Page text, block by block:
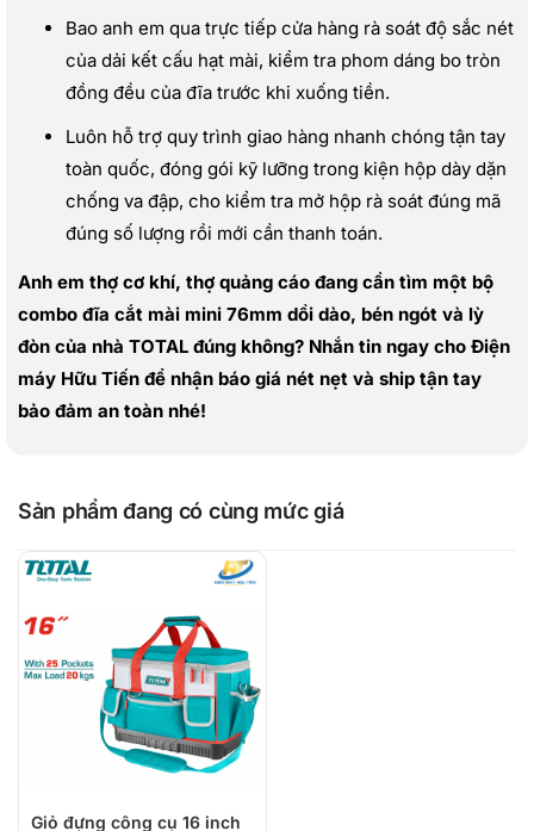
Bao anh em qua trực tiếp cửa hàng rà soát độ sắc nét
của dải kết cấu hạt mài, kiểm tra phom dáng bo tròn
đồng đều của đĩa trước khi xuống tiền.
Luôn hỗ trợ quy trình giao hàng nhanh chóng tận tay
toàn quốc, đóng gói kỹ lưỡng trong kiện hộp dày dặn
chống va đập, cho kiểm tra mở hộp rà soát đúng mã
đúng số lượng rồi mới cần thanh toán.
Anh em thợ cơ khí, thợ quảng cáo đang cần tìm một bộ
combo đĩa cắt mài mini 76mm dồi dào, bén ngót và lỳ
đòn của nhà TOTAL đúng không? Nhắn tin ngay cho Điện
máy Hữu Tiến để nhận báo giá nét nẹt và ship tận tay
bảo đảm an toàn nhé!
Sản phẩm đang có cùng mức giá
Giỏ đựng công cụ 16 inch